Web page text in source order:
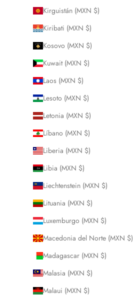
Kirguistán (MXN $)
Kiribati (MXN $)
Kosovo (MXN $)
Kuwait (MXN $)
Laos (MXN $)
Lesoto (MXN $)
Letonia (MXN $)
Líbano (MXN $)
Liberia (MXN $)
Libia (MXN $)
Liechtenstein (MXN $)
Lituania (MXN $)
Luxemburgo (MXN $)
Macedonia del Norte (MXN $)
Madagascar (MXN $)
Malasia (MXN $)
Malaui (MXN $)